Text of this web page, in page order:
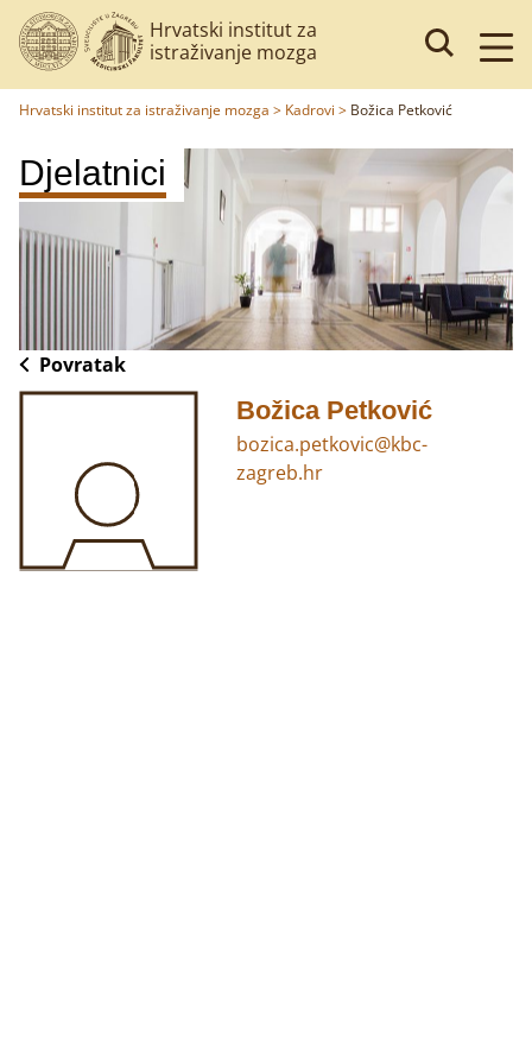
Hrvatski institut za
istraživanje mozga
Hrvatski institut za istraživanje mozga > Kadrovi > Božica Petković
Djelatnici
Povratak
Božica Petković
bozica.petkovic@kbc-
zagreb.hr